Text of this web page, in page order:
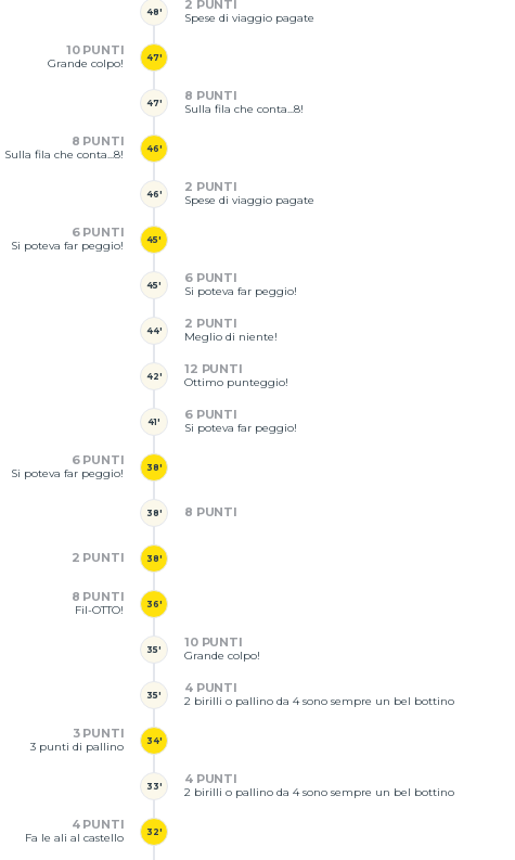
48' 2 PUNTI
Spese di viaggio pagate
47'
10 PUNTI
Grande colpo!
47' 8 PUNTI
Sulla fila che conta...8!
46'
8 PUNTI
Sulla fila che conta...8!
46' 2 PUNTI
Spese di viaggio pagate
45'
6 PUNTI
Si poteva far peggio!
45' 6 PUNTI
Si poteva far peggio!
44' 2 PUNTI
Meglio di niente!
42' 12 PUNTI
Ottimo punteggio!
41' 6 PUNTI
Si poteva far peggio!
38'
6 PUNTI
Si poteva far peggio!
38' 8 PUNTI
38'
2 PUNTI
36'
8 PUNTI
Fil-OTTO!
35' 10 PUNTI
Grande colpo!
35' 4 PUNTI
2 birilli o pallino da 4 sono sempre un bel bottino
34'
3 PUNTI
3 punti di pallino
33' 4 PUNTI
2 birilli o pallino da 4 sono sempre un bel bottino
32'
4 PUNTI
Fa le ali al castello